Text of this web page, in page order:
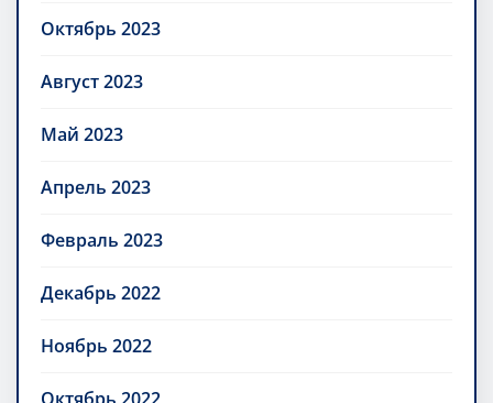
Октябрь 2023
Август 2023
Май 2023
Апрель 2023
Февраль 2023
Декабрь 2022
Ноябрь 2022